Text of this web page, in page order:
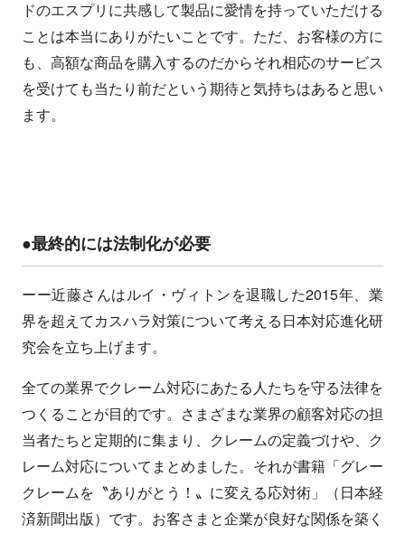
ドのエスプリに共感して製品に愛情を持っていただける
ことは本当にありがたいことです。ただ、お客様の方に
も、高額な商品を購入するのだからそれ相応のサービス
を受けても当たり前だという期待と気持ちはあると思い
ます。
●最終的には法制化が必要
ーー近藤さんはルイ・ヴィトンを退職した2015年、業
界を超えてカスハラ対策について考える日本対応進化研
究会を立ち上げます。
全ての業界でクレーム対応にあたる人たちを守る法律を
つくることが目的です。さまざまな業界の顧客対応の担
当者たちと定期的に集まり、クレームの定義づけや、ク
レーム対応についてまとめました。それが書籍「グレー
クレームを〝ありがとう！〟に変える応対術」（日本経
済新聞出版）です。お客さまと企業が良好な関係を築く